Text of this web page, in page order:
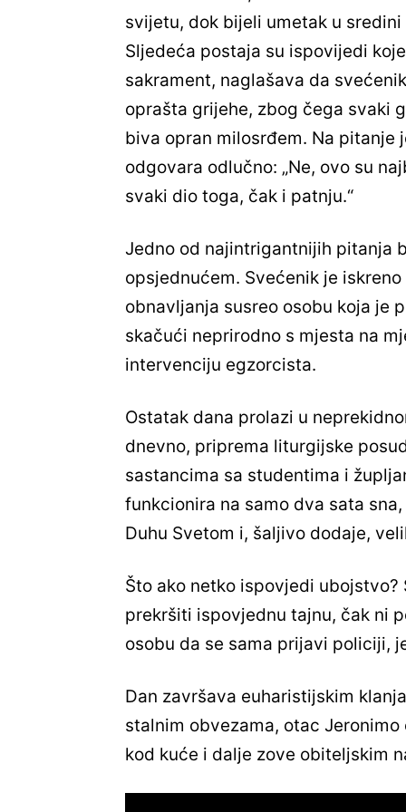
svijetu, dok bijeli umetak u
Sljedeća postaja su ispovijedi
sakrament, naglašava da
oprašta grijehe, zbog čega svaki
biva opran milosrđem. Na pitanje
odgovara odlučno: „Ne, ovo su
svaki dio toga, čak i patnju.“
Jedno od najintrigantnijih pitanja
opsjednućem. Svećenik je
obnavljanja susreo osobu koja je
skačući neprirodno s mjesta na
intervenciju egzorcista.
Ostatak dana prolazi u
dnevno, priprema liturgijske
sastancima sa studentima i
funkcionira na samo dva sata
Duhu Svetom i, šaljivo dodaje,
Što ako netko ispovjedi
prekršiti ispovjednu tajnu, čak ni
osobu da se sama prijavi policiji,
Dan završava euharistijskim
stalnim obvezama, otac
kod kuće i dalje zove obiteljskim